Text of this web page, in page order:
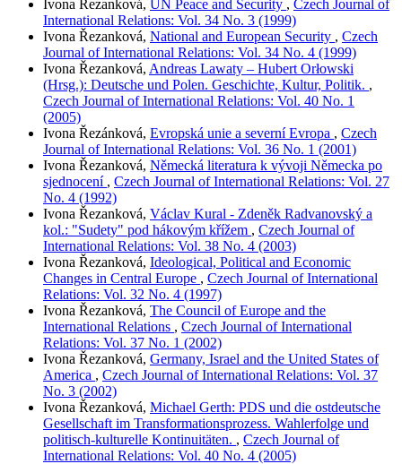
Ivona Řezanková, UN Peace and Security , Czech Journal of
International Relations: Vol. 34 No. 3 (1999)
Ivona Řezanková, National and European Security , Czech
Journal of International Relations: Vol. 34 No. 4 (1999)
Ivona Řezanková, Andreas Lawaty – Hubert Orłowski
(Hrsg.): Deutsche und Polen. Geschichte, Kultur, Politik. ,
Czech Journal of International Relations: Vol. 40 No. 1
(2005)
Ivona Řezánková, Evropská unie a severní Evropa , Czech
Journal of International Relations: Vol. 36 No. 1 (2001)
Ivona Řezanková, Německá literatura k vývoji Německa po
sjednocení , Czech Journal of International Relations: Vol. 27
No. 4 (1992)
Ivona Řezanková, Václav Kural - Zdeněk Radvanovský a
kol.: "Sudety" pod hákovým křížem , Czech Journal of
International Relations: Vol. 38 No. 4 (2003)
Ivona Řezanková, Ideological, Political and Economic
Changes in Central Europe , Czech Journal of International
Relations: Vol. 32 No. 4 (1997)
Ivona Řezanková, The Council of Europe and the
International Relations , Czech Journal of International
Relations: Vol. 37 No. 1 (2002)
Ivona Řezanková, Germany, Israel and the United States of
America , Czech Journal of International Relations: Vol. 37
No. 3 (2002)
Ivona Řezanková, Michael Gerth: PDS und die ostdeutsche
Gesellschaft im Transformationsprozess. Wahlerfolge und
politisch-kulturelle Kontinuitäten. , Czech Journal of
International Relations: Vol. 40 No. 4 (2005)